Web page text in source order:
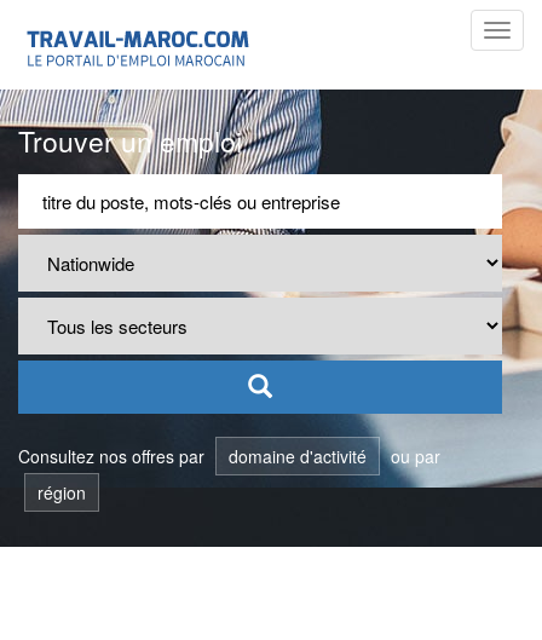
Trouver un emploi
Consultez nos offres par domaine d'activité
ou par
région